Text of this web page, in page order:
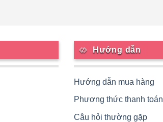
Hướng dẫn
Hướng dẫn mua hàng
Phương thức thanh toán
Câu hỏi thường gặp